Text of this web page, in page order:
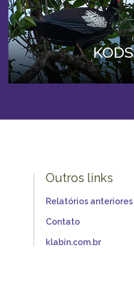
KODS
Outros links
Relatórios anteriores
Contato
klabin.com.br